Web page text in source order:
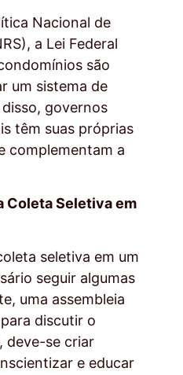
Nacional de
a Lei Federal
são
um sistema de
governos
têm suas próprias
complementam a
Coleta Seletiva em
seletiva em um
seguir algumas
uma assembleia
discutir o
deve-se criar
e educar